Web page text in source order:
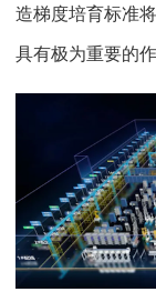
造梯度培育标准
具有极为重要的